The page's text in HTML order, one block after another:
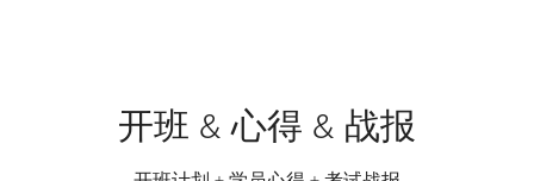
开班 & 心得 & 战报